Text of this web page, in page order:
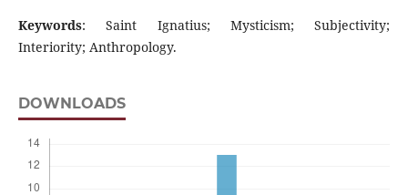
Keywords: Saint Ignatius; Mysticism; Subjectivity;
Interiority; Anthropology.
DOWNLOADS